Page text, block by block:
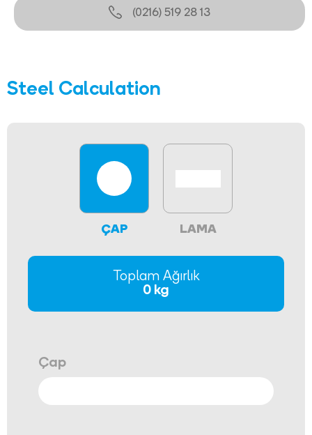
(0216) 519 28 13
Steel Calculation
ÇAP LAMA
Çap
Toplam Ağırlık
0 kg